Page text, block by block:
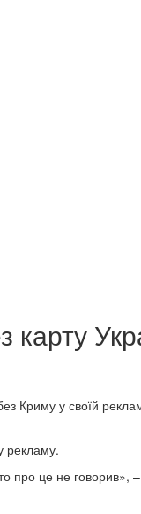
карту
Криму у своїй
рекламу.
про це не говорив», –